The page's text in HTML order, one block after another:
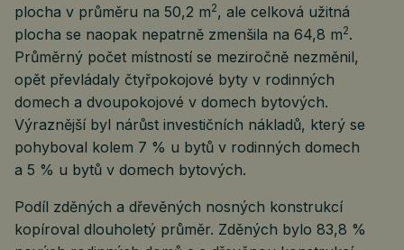
plocha v průměru na 50,2 m2, ale celková užitná
plocha se naopak nepatrně zmenšila na 64,8 m2.
Průměrný počet místností se meziročně nezměnil,
opět převládaly čtyřpokojové byty v rodinných
domech a dvoupokojové v domech bytových.
Výraznější byl nárůst investičních nákladů, který se
pohyboval kolem 7 % u bytů v rodinných domech
a 5 % u bytů v domech bytových.
Podíl zděných a dřevěných nosných konstrukcí
kopíroval dlouholetý průměr. Zděných bylo 83,8 %